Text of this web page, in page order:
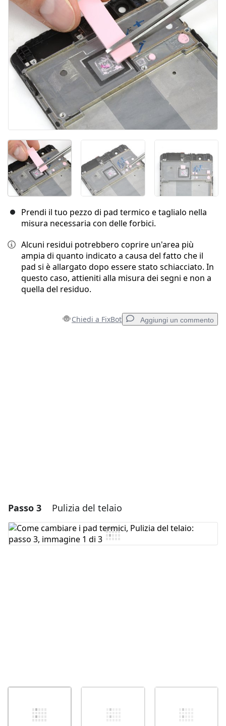
Annulla Pubblica commento
Prendi il tuo pezzo di pad termico e taglialo nella
misura necessaria con delle forbici.
Alcuni residui potrebbero coprire un'area più
ampia di quanto indicato a causa del fatto che il
pad si è allargato dopo essere stato schiacciato. In
questo caso, attieniti alla misura dei segni e non a
quella del residuo.
Chiedi a FixBot Aggiungi un commento
Passo 3 Pulizia del telaio